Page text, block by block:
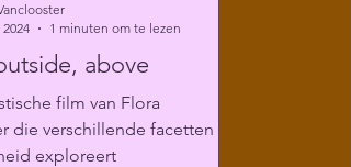
above
film van Flora
die verschillende facetten van
exploreert
1 minuten om te lezen